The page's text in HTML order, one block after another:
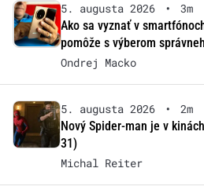
5. augusta 2026 •
3m
Ako sa vyznať v
pomôže s výberom
Ondrej Macko
5. augusta 2026 •
2m
Nový Spider-man je v
31)
Michal Reiter